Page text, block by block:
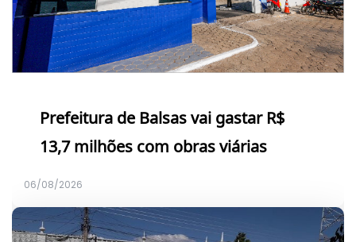
Prefeitura de Balsas vai gastar R$
13,7 milhões com obras viárias
06/08/2026